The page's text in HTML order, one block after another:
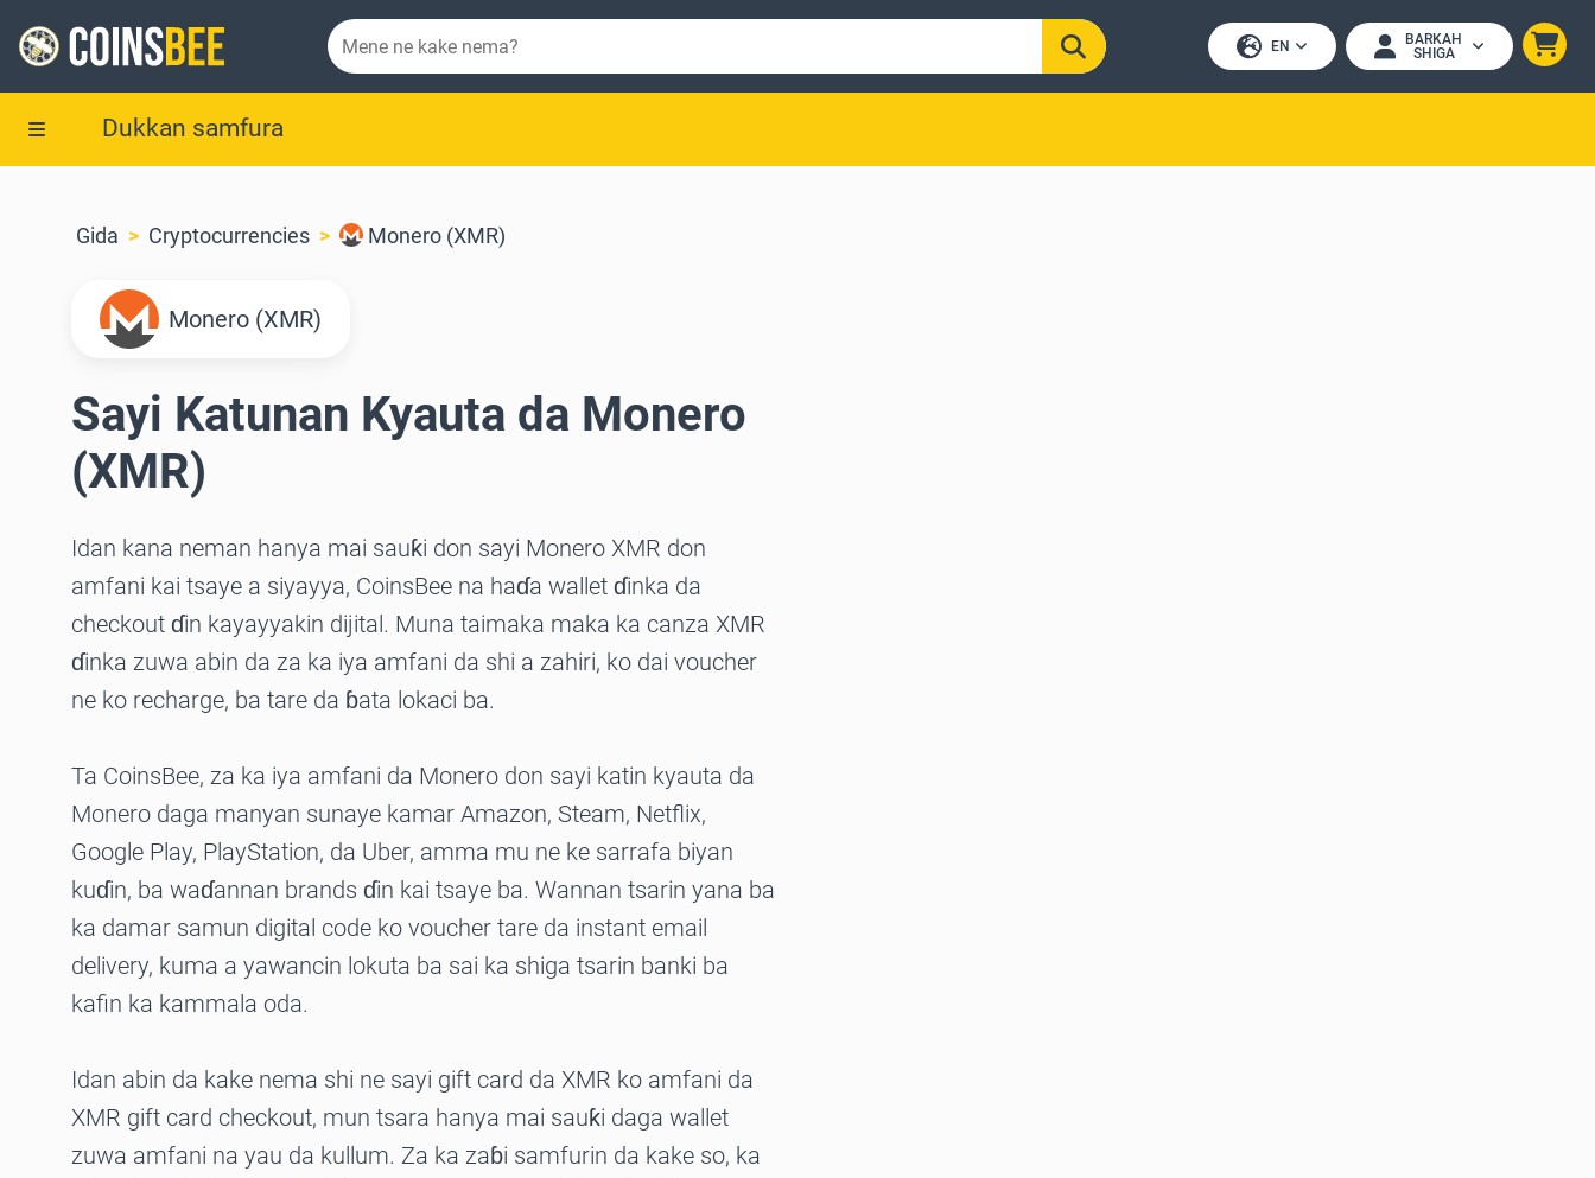
EN
BARKAH
SHIGA
Dukkan samfura
Gida Cryptocurrencies Monero (XMR)
Monero (XMR)
Sayi Katunan Kyauta da Monero
(XMR)
Idan kana neman hanya mai sauƙi don sayi Monero XMR don
amfani kai tsaye a siyayya, CoinsBee na haɗa wallet ɗinka da
checkout ɗin kayayyakin dijital. Muna taimaka maka ka canza XMR
ɗinka zuwa abin da za ka iya amfani da shi a zahiri, ko dai voucher
ne ko recharge, ba tare da ɓata lokaci ba.
Ta CoinsBee, za ka iya amfani da Monero don sayi katin kyauta da
Monero daga manyan sunaye kamar Amazon, Steam, Netflix,
Google Play, PlayStation, da Uber, amma mu ne ke sarrafa biyan
kuɗin, ba waɗannan brands ɗin kai tsaye ba. Wannan tsarin yana ba
ka damar samun digital code ko voucher tare da instant email
delivery, kuma a yawancin lokuta ba sai ka shiga tsarin banki ba
kafin ka kammala oda.
Idan abin da kake nema shi ne sayi gift card da XMR ko amfani da
XMR gift card checkout, mun tsara hanya mai sauƙi daga wallet
zuwa amfani na yau da kullum. Za ka zaɓi samfurin da kake so, ka